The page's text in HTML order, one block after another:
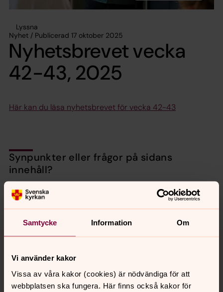
Samtycke Information Om
Vi använder kakor
Vissa av våra kakor (cookies) är nödvändiga för att
webbplatsen ska fungera. Här finns också kakor för
Lyssna
Nyhet / Publicerad 17 oktober 2025
Nyhetsbrevet vecka
42-43, 2025
Här kan du läsa nyhetsbrevet för vecka 42-43
Synpunkter eller frågor på sidans
innehåll?
valbo-hedesunda.pastorat@svenskakyrkan.se
Dela
Tillbaka till toppen
Tillbaka till innehållet
Kontakt